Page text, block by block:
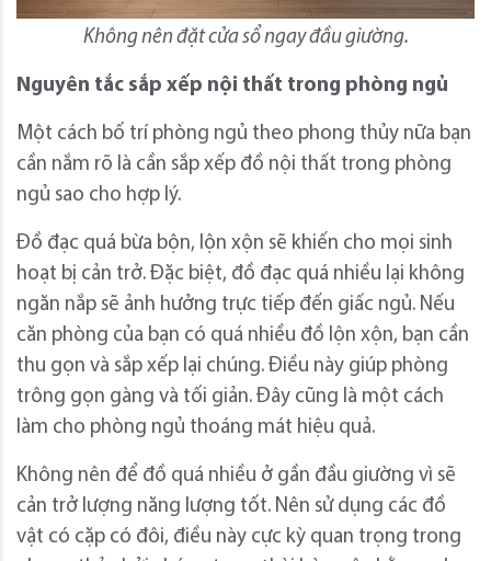
Không nên đặt cửa sổ ngay đầu giường.
Nguyên tắc sắp xếp nội thất trong phòng ngủ
Một cách bố trí phòng ngủ theo phong thủy nữa bạn
cần nắm rõ là cần sắp xếp đồ nội thất trong phòng
ngủ sao cho hợp lý.
Đồ đạc quá bừa bộn, lộn xộn sẽ khiến cho mọi sinh
hoạt bị cản trở. Đặc biệt, đồ đạc quá nhiều lại không
ngăn nắp sẽ ảnh hưởng trực tiếp đến giấc ngủ. Nếu
căn phòng của bạn có quá nhiều đồ lộn xộn, bạn cần
thu gọn và sắp xếp lại chúng. Điều này giúp phòng
trông gọn gàng và tối giản. Đây cũng là một cách
làm cho phòng ngủ thoáng mát hiệu quả.
Không nên để đồ quá nhiều ở gần đầu giường vì sẽ
cản trở lượng năng lượng tốt. Nên sử dụng các đồ
vật có cặp có đôi, điều này cực kỳ quan trọng trong